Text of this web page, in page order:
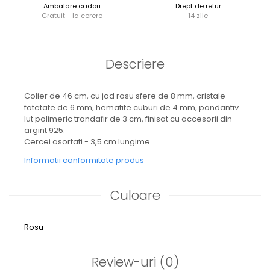
Ambalare cadou
Gratuit - la cerere
Drept de retur
14 zile
Descriere
Colier de 46 cm, cu jad rosu sfere de 8 mm, cristale
fatetate de 6 mm, hematite cuburi de 4 mm, pandantiv
lut polimeric trandafir de 3 cm, finisat cu accesorii din
argint 925.
Cercei asortati - 3,5 cm lungime
Informatii conformitate produs
Culoare
Rosu
Review-uri (0)